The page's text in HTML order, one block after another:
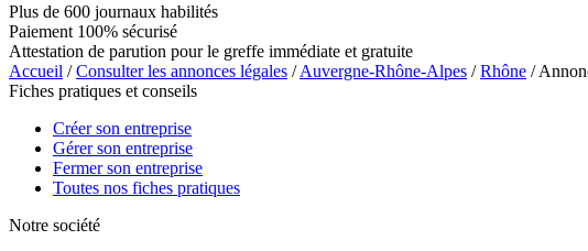
Plus de 600 journaux habilités
Paiement 100% sécurisé
Attestation de parution pour le greffe immédiate et gratuite
Accueil /Consulter les annonces légales /Auvergne-Rhône-Alpes /Rhône /
Fiches pratiques et conseils
Créer son entreprise
Gérer son entreprise
Fermer son entreprise
Toutes nos fiches pratiques
Notre société